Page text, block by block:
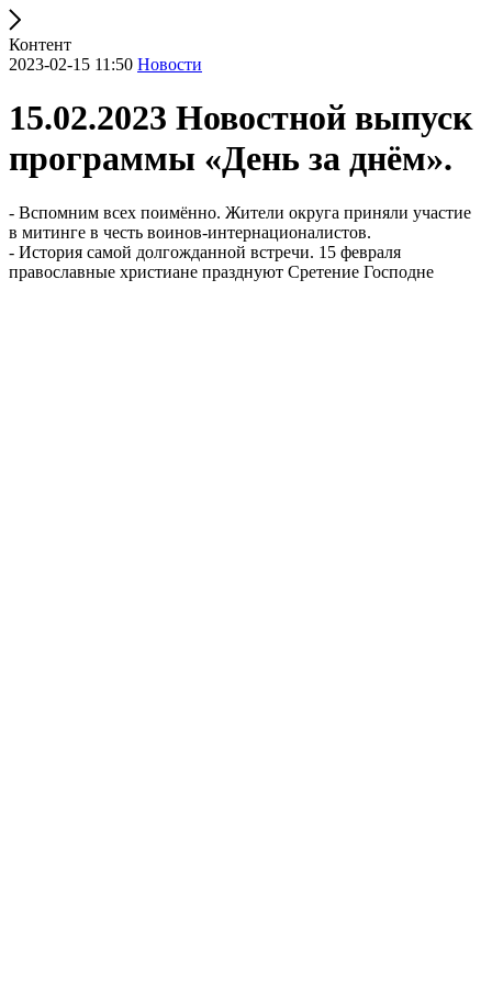
Контент
2023-02-15 11:50 Новости
15.02.2023 Новостной выпуск
программы «День за днём».
- Вспомним всех поимённо. Жители округа приняли участие
в митинге в честь воинов-интернационалистов.
- История самой долгожданной встречи. 15 февраля
православные христиане празднуют Сретение Господне